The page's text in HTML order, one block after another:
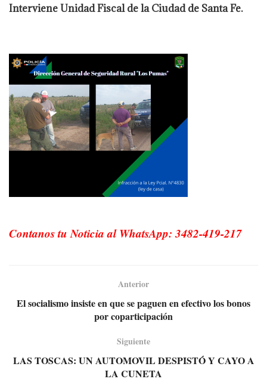
Interviene Unidad Fiscal de la Ciudad de Santa Fe.
Contanos tu Noticia al WhatsApp: 3482-419-217
Anterior
El socialismo insiste en que se paguen en efectivo los bonos
por coparticipación
Siguiente
LAS TOSCAS: UN AUTOMOVIL DESPISTÓ Y CAYO A
LA CUNETA